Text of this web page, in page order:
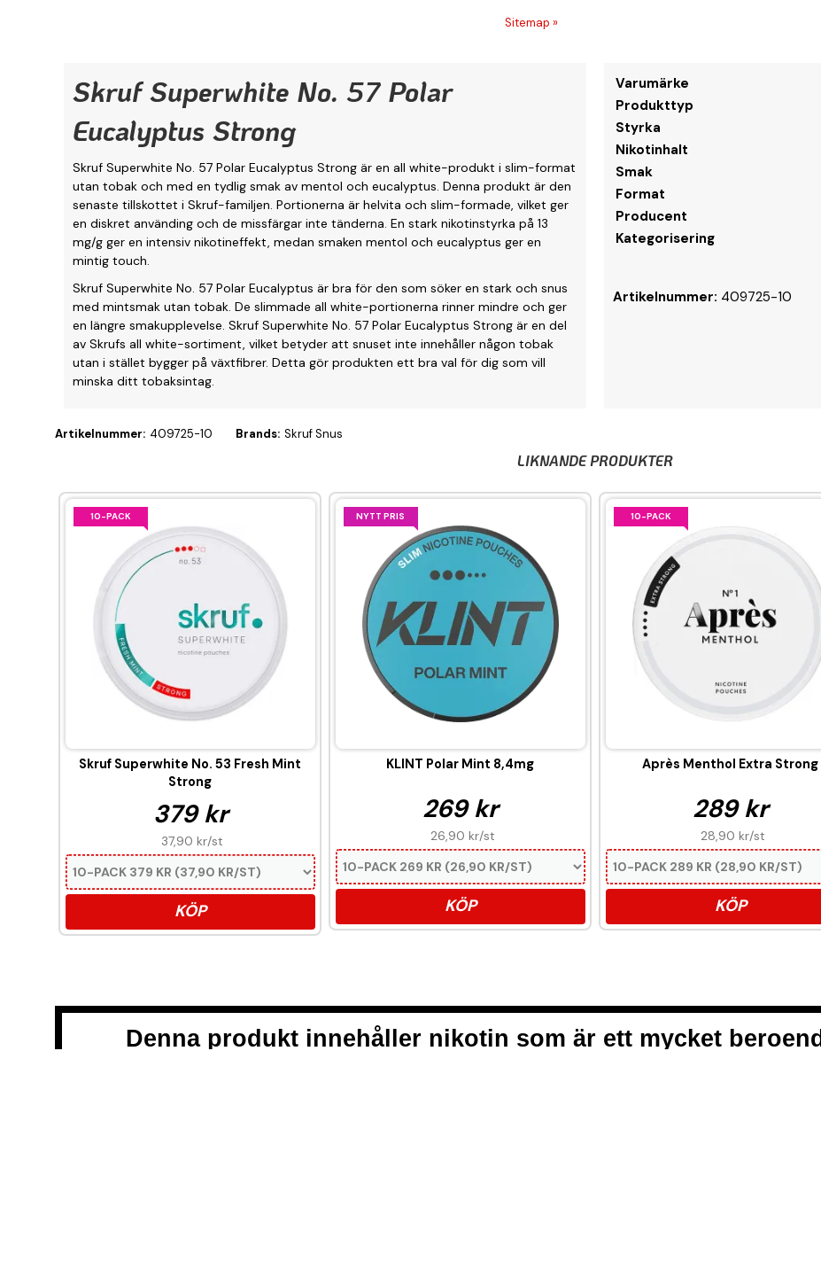
Sitemap »
Skruf Superwhite No. 57 Polar
Eucalyptus Strong
Skruf Superwhite No. 57 Polar Eucalyptus Strong är en all white-produkt i slim-format
utan tobak och med en tydlig smak av mentol och eucalyptus. Denna produkt är den
senaste tillskottet i Skruf-familjen. Portionerna är helvita och slim-formade, vilket ger
en diskret använding och de missfärgar inte tänderna. En stark nikotinstyrka på 13
mg/g ger en intensiv nikotineffekt, medan smaken mentol och eucalyptus ger en
mintig touch.
Skruf Superwhite No. 57 Polar Eucalyptus är bra för den som söker en stark och snus
med mintsmak utan tobak. De slimmade all white-portionerna rinner mindre och ger
en längre smakupplevelse. Skruf Superwhite No. 57 Polar Eucalyptus Strong är en del
av Skrufs all white-sortiment, vilket betyder att snuset inte innehåller någon tobak
utan i stället bygger på växtfibrer. Detta gör produkten ett bra val för dig som vill
minska ditt tobaksintag.
Varumärke
Produkttyp
Styrka
Nikotinhalt
Smak
Format
Producent
Kategorisering
Artikelnummer: 409725-10
Artikelnummer: 409725-10 Brands: Skruf Snus
LIKNANDE PRODUKTER
10-PACK
Skruf Superwhite No. 53 Fresh Mint
Strong
379 kr
37,90 kr/st
KÖP
NYTT PRIS
KLINT Polar Mint 8,4mg
269 kr
26,90 kr/st
KÖP
10-PACK
Après Menthol Extra Strong
289 kr
28,90 kr/st
KÖP
Denna produkt innehåller nikotin som är ett mycket